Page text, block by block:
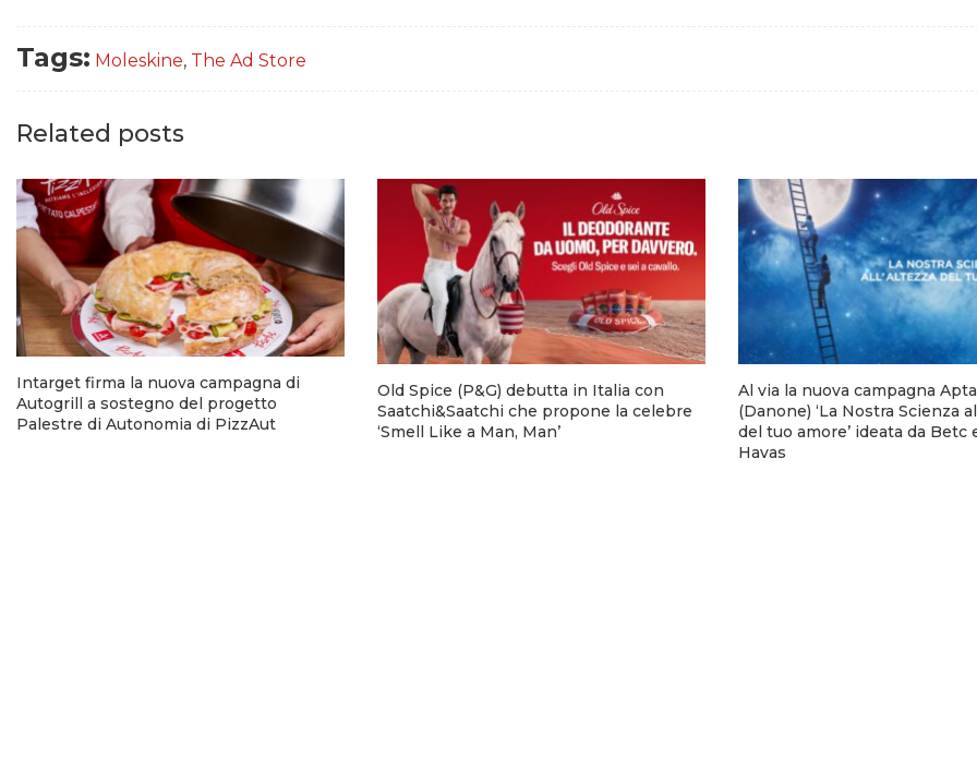
Tags: Moleskine, The Ad Store
Related posts
Intarget firma la nuova campagna di
Autogrill a sostegno del progetto
Palestre di Autonomia di PizzAut
Old Spice (P&G) debutta in Italia con
Saatchi&Saatchi che propone la celebre
‘Smell Like a Man, Man’
Al via la nuova campagna
(Danone) ‘La Nostra Scienza
del tuo amore’ ideata da Betc
Havas